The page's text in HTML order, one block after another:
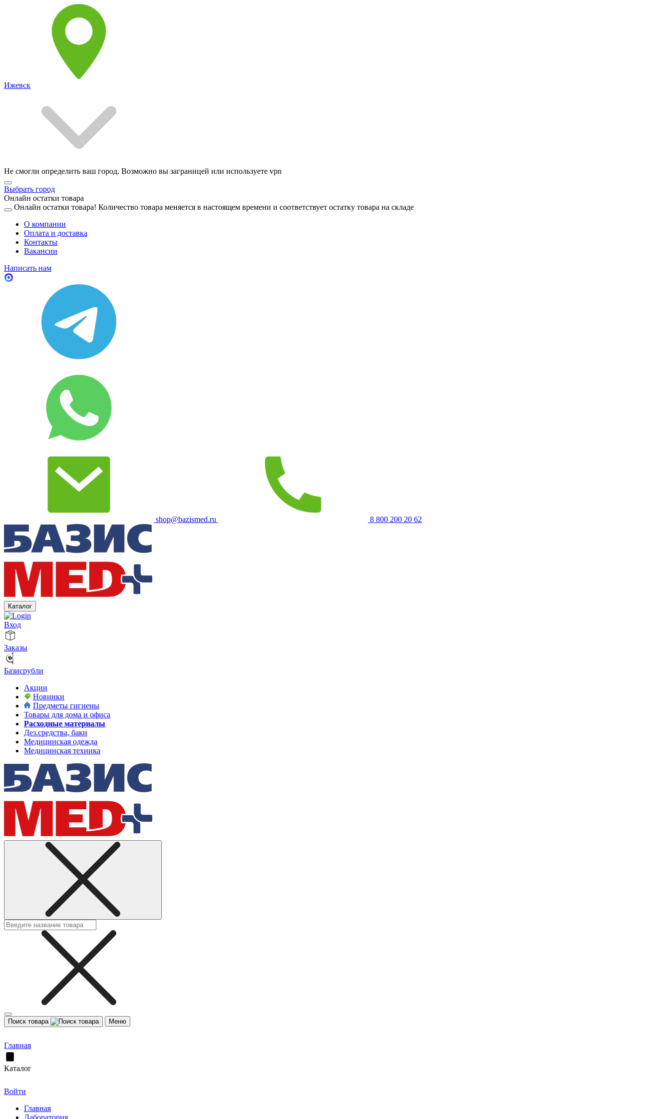
Ижевск
Не смогли определить ваш город. Возможно вы заграницей или используете vpn
Выбрать город
Онлайн остатки товара
Онлайн остатки товара! Количество товара меняется в настоящем времени и соответствует остатку товара на складе
О компании
Оплата и доставка
Контакты
Вакансии
Написать нам
shop@bazismed.ru 8 800 200 20 62
Каталог
Вход
Заказы
Базисрубли
Акции
Новинки
Предметы гигиены
Товары для дома и офиса
Расходные материалы
Дез.средства, баки
Медицинская одежда
Медицинская техника
Поиск товара Меню
Главная
Каталог
Войти
Главная
Лаборатория